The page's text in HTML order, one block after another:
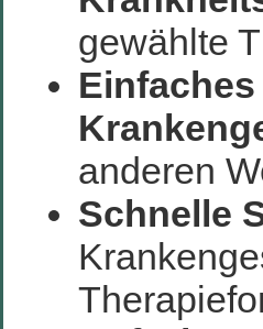
gewählte
anderen
Schnelle